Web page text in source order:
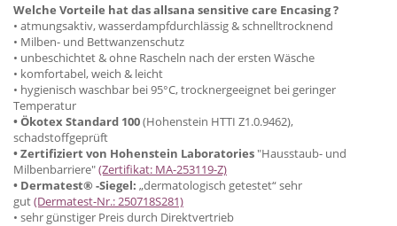
Welche Vorteile hat das allsana sensitive care Encasing ?
• atmungsaktiv, wasserdampfdurchlässig & schnelltrocknend
• Milben- und Bettwanzenschutz
• unbeschichtet & ohne Rascheln nach der ersten Wäsche
• komfortabel, weich & leicht
• hygienisch waschbar bei 95°C, trocknergeeignet bei geringer
Temperatur
• Ökotex Standard 100(Hohenstein HTTI Z1.0.9462),
schadstoffgeprüft
• Zertifiziert von Hohenstein Laboratories "Hausstaub- und
Milbenbarriere"(Zertifikat: MA-253119-Z)
• Dermatest® -Siegel: „dermatologisch getestet“ sehr
gut(Dermatest-Nr.: 250718S281)
• sehr günstiger Preis durch Direktvertrieb